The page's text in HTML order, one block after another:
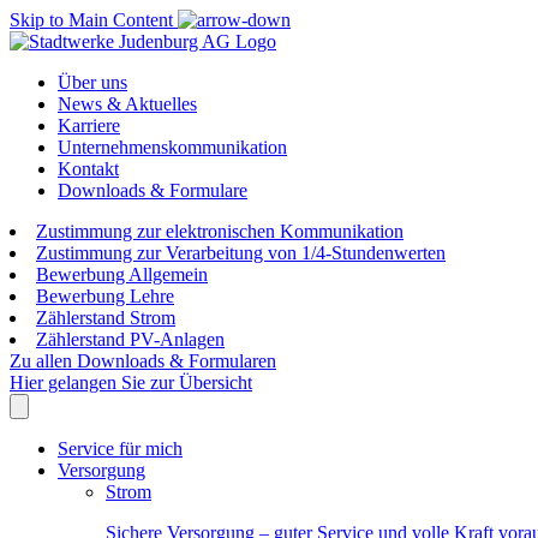
Skip to Main Content
Über uns
News & Aktuelles
Karriere
Unternehmenskommunikation
Kontakt
Downloads & Formulare
Zustimmung zur elektronischen Kommunikation
Zustimmung zur Verarbeitung von 1/4-Stundenwerten
Bewerbung Allgemein
Bewerbung Lehre
Zählerstand Strom
Zählerstand PV-Anlagen
Zu allen Downloads & Formularen
Hier gelangen Sie zur Übersicht
Service für mich
Versorgung
Strom
Sichere Versorgung – guter Service und volle Kraft